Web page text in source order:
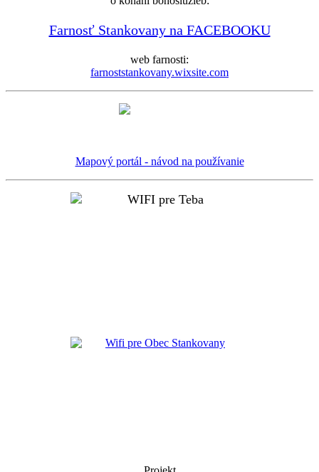
Farnosť Stankovany na FACEBOOKU
web farnosti:
farnoststankovany.wixsite.com
Mapový portál - návod na používanie